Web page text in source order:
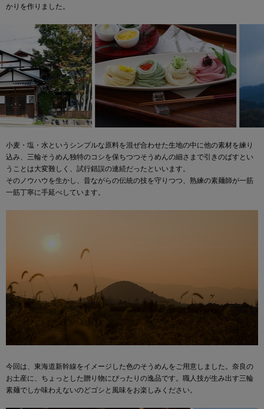
かりを作りました。
小麦・塩・水というシンプルな原料を混ぜ合わせた生地の中に他の素材を練り
込み、三輪そうめん独特のコシを保ちつつそうめんの細さまで引きのばすとい
うことは大変難しく、試行錯誤の連続だったといいます。
そのノウハウを生かし、昔ながらの伝統の技を守りつつ、熟練の素麺師が一筋
一筋丁寧に手延べしています。
今回は、東海道新幹線をイメージした色のそうめんをご用意しました。奈良の
お土産に、ちょっとした贈り物にぴったりの逸品です。職人技が生み出す三輪
素麺でしか味わえないのどゴシと風味をお楽しみください。